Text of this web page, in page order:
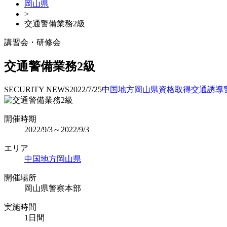
岡山県
>
交通警備業務2級
講習会・研修会
交通警備業務2級
SECURITY NEWS2022/7/25中国地方岡山県資格取得交通誘導
開催時期
2022/9/3～2022/9/3
エリア
中国地方岡山県
開催場所
岡山県警察本部
実施時間
1日間